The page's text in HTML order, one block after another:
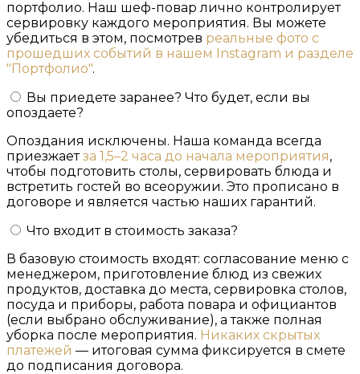
портфолио. Наш шеф-повар лично контролирует
сервировку каждого мероприятия. Вы можете
убедиться в этом, посмотрев реальные фото с
прошедших событий в нашем Instagram и разделе
"Портфолио".
Вы приедете заранее? Что будет, если вы
опоздаете?
Опоздания исключены. Наша команда всегда
приезжаетза 1,5–2 часа до начала мероприятия,
чтобы подготовить столы, сервировать блюда и
встретить гостей во всеоружии. Это прописано в
договоре и является частью наших гарантий.
Что входит в стоимость заказа?
В базовую стоимость входят: согласование меню с
менеджером, приготовление блюд из свежих
продуктов, доставка до места, сервировка столов,
посуда и приборы, работа повара и официантов
(если выбрано обслуживание), а также полная
уборка после мероприятия. Никаких скрытых
платежей — итоговая сумма фиксируется в смете
до подписания договора.